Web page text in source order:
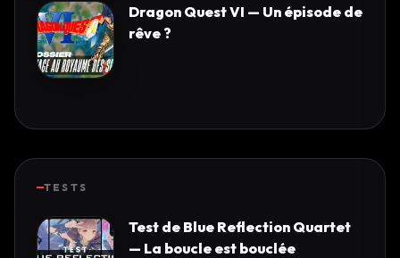
Dragon Quest VI — Un épisode de
rêve ?
TESTS
Test de Blue Reflection Quartet
— La boucle est bouclée